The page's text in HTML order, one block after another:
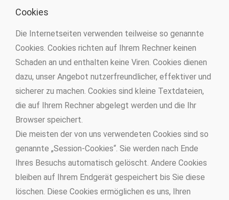
Cookies
Die Internetseiten verwenden teilweise so genannte
Cookies. Cookies richten auf Ihrem Rechner keinen
Schaden an und enthalten keine Viren. Cookies dienen
dazu, unser Angebot nutzerfreundlicher, effektiver und
sicherer zu machen. Cookies sind kleine Textdateien,
die auf Ihrem Rechner abgelegt werden und die Ihr
Browser speichert.
Die meisten der von uns verwendeten Cookies sind so
genannte „Session-Cookies“. Sie werden nach Ende
Ihres Besuchs automatisch gelöscht. Andere Cookies
bleiben auf Ihrem Endgerät gespeichert bis Sie diese
löschen. Diese Cookies ermöglichen es uns, Ihren